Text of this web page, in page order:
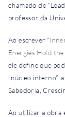
chamado de
professor da
Ao escrever “
Energies Hold the
ele define que
“núcleo interno”,
Sabedoria,
Ao utilizar a obra